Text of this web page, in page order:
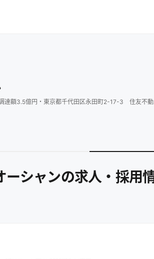
達額3.5億円 ・ 東京都千代田区永田町2-17-3 住友不
ーシャンの求人・採用